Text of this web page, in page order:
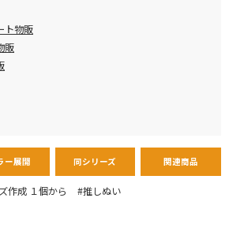
ト物販
販
ー展開 同シリーズ 関連商品
作成 １個から
#推しぬい